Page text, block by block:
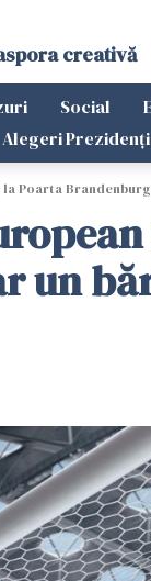
creativă
Social
Alegeri
Poarta
un